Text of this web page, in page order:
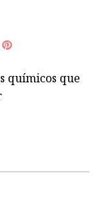
químicos que